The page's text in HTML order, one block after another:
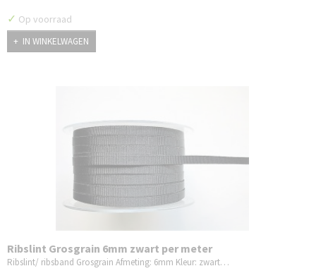
✓ Op voorraad
IN WINKELWAGEN
Ribslint Grosgrain 6mm zwart per meter
Ribslint/ ribsband Grosgrain Afmeting: 6mm Kleur: zwart…